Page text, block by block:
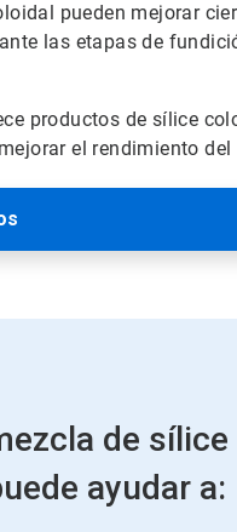
pueden mejorar
las etapas de
productos de sílice
el rendimiento del
de
ayudar a: